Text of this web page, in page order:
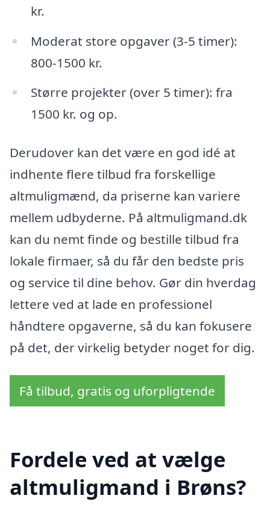
kr.
Moderat store opgaver (3-5 timer):
800-1500 kr.
Større projekter (over 5 timer): fra
1500 kr. og op.
Derudover kan det være en god idé at
indhente flere tilbud fra forskellige
altmuligmænd, da priserne kan variere
mellem udbyderne. På altmuligmand.dk
kan du nemt finde og bestille tilbud fra
lokale firmaer, så du får den bedste pris
og service til dine behov. Gør din hverdag
lettere ved at lade en professionel
håndtere opgaverne, så du kan fokusere
på det, der virkelig betyder noget for dig.
Få tilbud, gratis og uforpligtende
Fordele ved at vælge
altmuligmand i Brøns?